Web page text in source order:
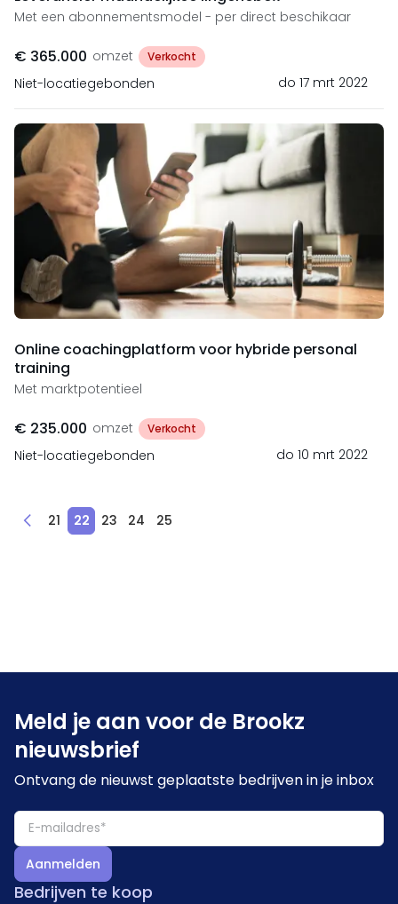
Met een abonnementsmodel - per direct beschikaar
€ 365.000 omzet Verkocht
Niet-locatiegebonden do 17 mrt 2022
Online coachingplatform voor hybride personal
training
Met marktpotentieel
€ 235.000 omzet Verkocht
Niet-locatiegebonden do 10 mrt 2022
21 22 23 24 25
Meld je aan voor de Brookz
nieuwsbrief
Ontvang de nieuwst geplaatste bedrijven in je inbox
Aanmelden
Bedrijven te koop